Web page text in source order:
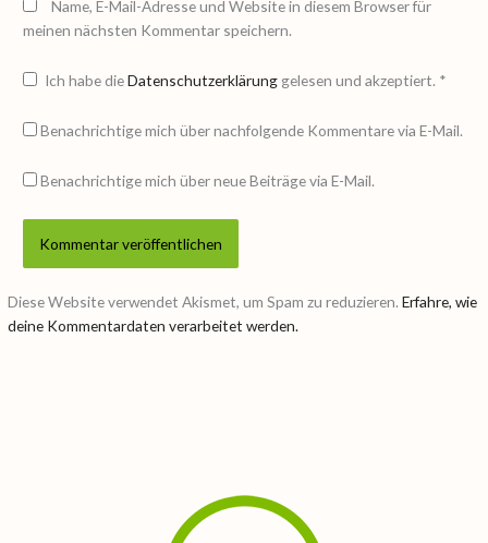
Name, E-Mail-Adresse und Website in diesem Browser für
meinen nächsten Kommentar speichern.
Ich habe dieDatenschutzerklärung gelesen und akzeptiert. *
Benachrichtige mich über nachfolgende Kommentare via E-Mail.
Benachrichtige mich über neue Beiträge via E-Mail.
Diese Website verwendet Akismet, um Spam zu reduzieren.Erfahre, wie
deine Kommentardaten verarbeitet werden.